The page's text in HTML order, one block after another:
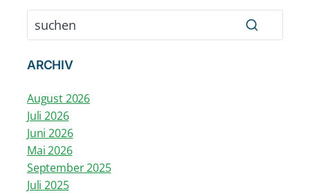
ARCHIV
August 2026
Juli 2026
Juni 2026
Mai 2026
September 2025
Juli 2025